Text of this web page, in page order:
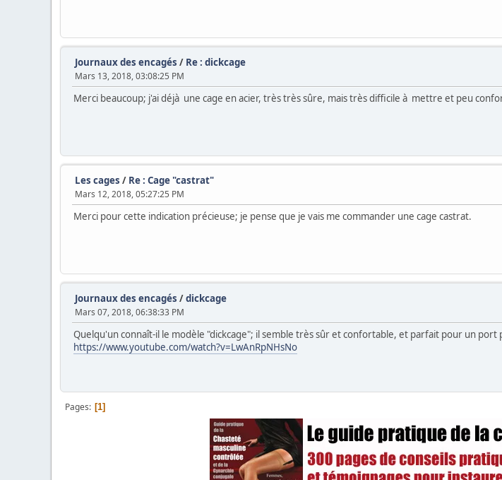
Journaux des encagés / Re : dickcage
Mars 13, 2018, 03:08:25 PM
Merci beaucoup; j'ai déjà une cage en acier, très très sûre, mais très difficile à mettre et peu
Les cages / Re : Cage "castrat"
Mars 12, 2018, 05:27:25 PM
Merci pour cette indication précieuse; je pense que je vais me commander une cage castrat.
Journaux des encagés /dickcage
Mars 07, 2018, 06:38:33 PM
Quelqu'un connaît-il le modèle "dickcage"; il semble très sûr et confortable, et parfait pour un
https://www.youtube.com/watch?v=LwAnRpNHsNo
Pages 1